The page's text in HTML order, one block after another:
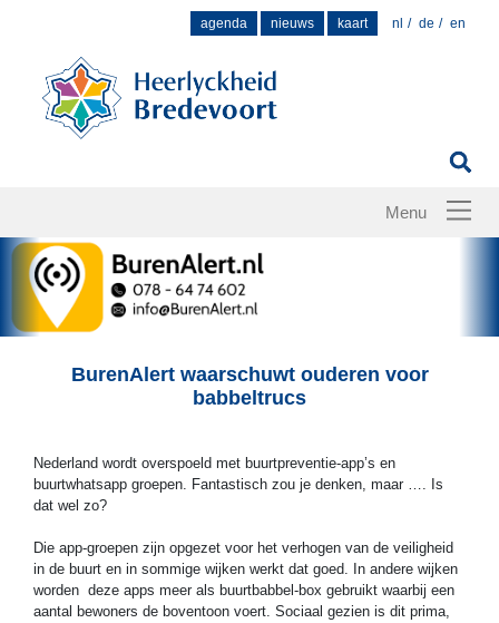
agenda nieuws kaart nl de en
BurenAlert waarschuwt ouderen voor
babbeltrucs
Nederland wordt overspoeld met buurtpreventie-app’s en
buurtwhatsapp groepen. Fantastisch zou je denken, maar …. Is
dat wel zo?
Die app-groepen zijn opgezet voor het verhogen van de veiligheid
in de buurt en in sommige wijken werkt dat goed. In andere wijken
worden deze apps meer als buurtbabbel-box gebruikt waarbij een
aantal bewoners de boventoon voert. Sociaal gezien is dit prima,